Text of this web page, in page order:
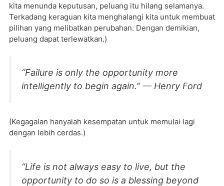
kita menunda keputusan, peluang itu hilang selamanya.
Terkadang keraguan kita menghalangi kita untuk membuat
pilihan yang melibatkan perubahan. Dengan demikian,
peluang dapat terlewatkan.)
“Failure is only the opportunity more
intelligently to begin again.” — Henry Ford
(Kegagalan hanyalah kesempatan untuk memulai lagi
dengan lebih cerdas.)
“Life is not always easy to live, but the
opportunity to do so is a blessing beyond